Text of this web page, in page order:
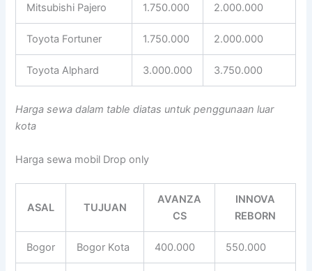
Mitsubishi Pajero 1.750.000 2.000.000
Toyota Fortuner 1.750.000 2.000.000
Toyota Alphard 3.000.000 3.750.000
Harga sewa dalam table diatas untuk penggunaan luar
kota
Harga sewa mobil Drop only
ASAL TUJUAN
AVANZA
CS
INNOVA
REBORN
Bogor Bogor Kota 400.000 550.000